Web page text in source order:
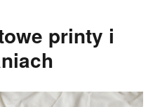
printy i